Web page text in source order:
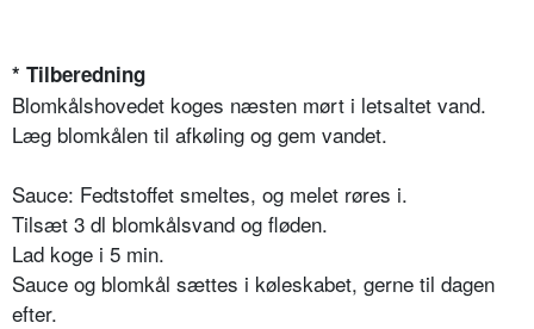
* Tilberedning
Blomkålshovedet koges næsten mørt i letsaltet vand.
Læg blomkålen til afkøling og gem vandet.
Sauce: Fedtstoffet smeltes, og melet røres i.
Tilsæt 3 dl blomkålsvand og fløden.
Lad koge i 5 min.
Sauce og blomkål sættes i køleskabet, gerne til dagen
efter.